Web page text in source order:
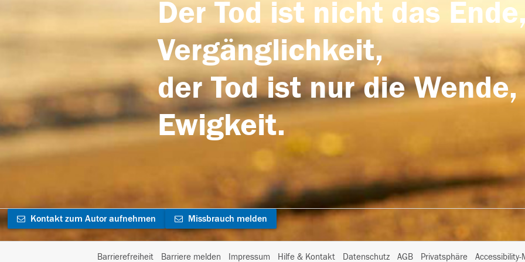
Der Tod ist nicht das
Vergänglichkeit,
der Tod ist nur die
Ewigkeit.
Kontakt zum Autor aufnehmen Missbrauch melden
Barrierefreiheit Barriere melden Impressum Hilfe & Kontakt Datenschutz AGB Privatsphäre I